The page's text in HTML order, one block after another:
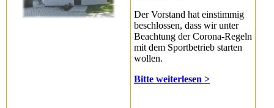
Der Vorstand hat einstimmig
beschlossen, dass wir unter
Beachtung der Corona-Regeln
mit dem Sportbetrieb starten
wollen.
Bitte weiterlesen >